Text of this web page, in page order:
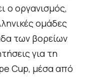
ο οργανισμός,
ομάδες
των βορείων
για τη
Cup, μέσα από